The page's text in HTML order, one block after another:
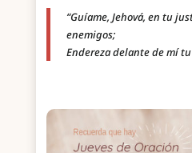
“Guíame, Jehová, en tu
enemigos;
Endereza delante de mí